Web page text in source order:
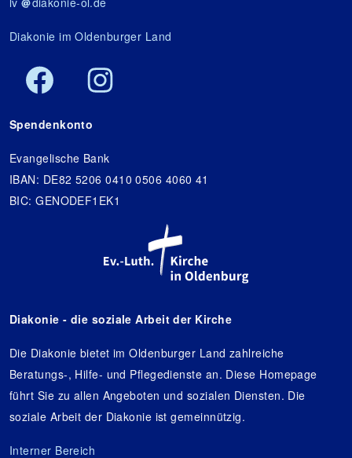
Diakonie im Oldenburger Land
Spendenkonto
Evangelische Bank
IBAN: DE82 5206 0410 0506 4060 41
BIC: GENODEF1EK1
Diakonie - die soziale Arbeit der Kirche
Die Diakonie bietet im Oldenburger Land zahlreiche
Beratungs-, Hilfe- und Pflegedienste an. Diese Homepage
führt Sie zu allen Angeboten und sozialen Diensten. Die
soziale Arbeit der Diakonie ist gemeinnützig.
Interner Bereich